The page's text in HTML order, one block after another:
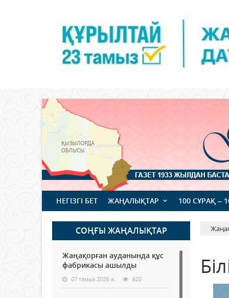
НЕГІЗГІ БЕТ ЖАҢАЛЫҚТАР 100 СҰРАҚ –
СОҢҒЫ ЖАҢАЛЫҚТАР
Жаңақорған ауданында құс
фабрикасы ашылды
07 тамыз 2026 ж. 620